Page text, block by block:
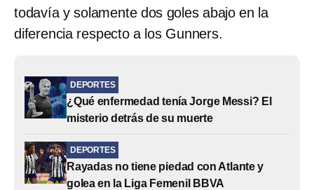
todavía y solamente dos goles abajo en la
diferencia respecto a los Gunners.
DEPORTES
¿Qué enfermedad tenía Jorge Messi? El
misterio detrás de su muerte
DEPORTES
Rayadas no tiene piedad con Atlante y
golea en la Liga Femenil BBVA